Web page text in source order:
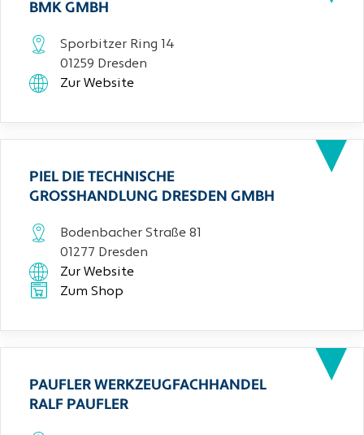
BMK GMBH
Sporbitzer Ring 14
01259 Dresden
Zur Website
PIEL DIE TECHNISCHE
GROSSHANDLUNG DRESDEN GMBH
Bodenbacher Straße 81
01277 Dresden
Zur Website
Zum Shop
PAUFLER WERKZEUGFACHHANDEL
RALF PAUFLER